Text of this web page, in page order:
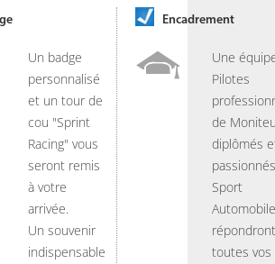
Un badge
personnalisé
et un tour de
cou "Sprint
Racing" vous
seront remis
à votre
arrivée.
Un souvenir
indispensable
Encadrement
Une
Pilotes
de
diplômés
Sport
Automobile
toutes vos